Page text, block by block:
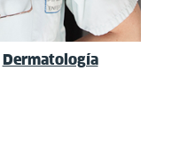
Dermatología